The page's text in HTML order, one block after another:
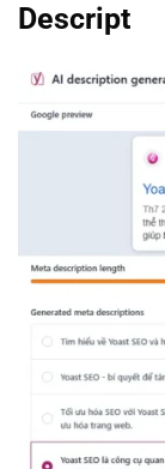
Descript